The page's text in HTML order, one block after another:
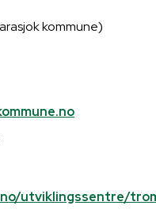
kommune)
utviklingssentre/
fra konferanser,
side på Vimeo.